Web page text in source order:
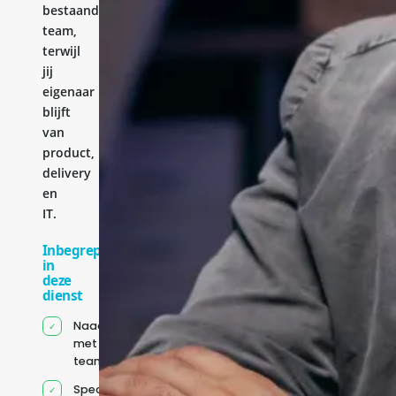
bestaande
team,
terwijl
jij
eigenaar
blijft
van
product,
delivery
en
IT.
Inbegrepen
in
deze
dienst
Naadloze integratie
met jouw bestaande
team
Specifiek voor jou